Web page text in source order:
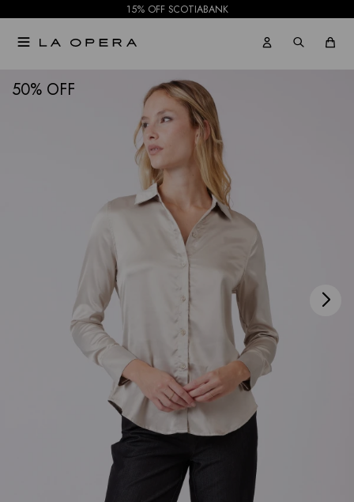
15% OFF SCOTIABANK

50 NOTIFICARME